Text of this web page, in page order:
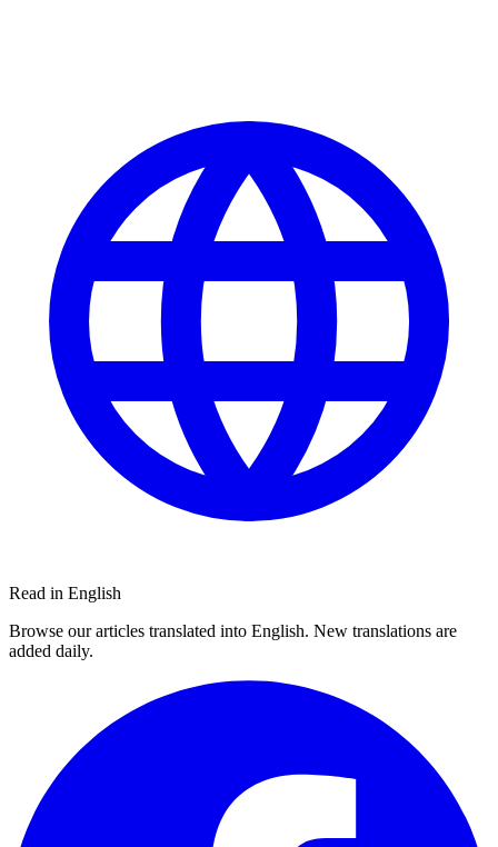
Read in English
Browse our articles translated into English. New translations are
added daily.